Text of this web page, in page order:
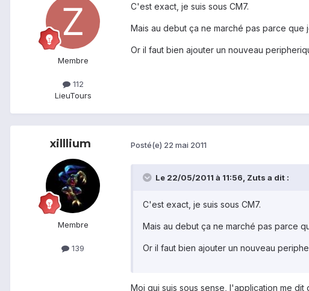
Membre
112
LieuTours
C'est exact, je suis sous CM7.
Mais au debut ça ne marché pas parce
Or il faut bien ajouter un nouveau
xilllium
Membre
139
Posté(e) 22 mai 2011
Le 22/05/2011 à 11:56, Zuts a dit :
C'est exact, je suis sous CM7.
Mais au debut ça ne marché pas parce
Or il faut bien ajouter un nouveau
Moi qui suis sous sense, l'application me